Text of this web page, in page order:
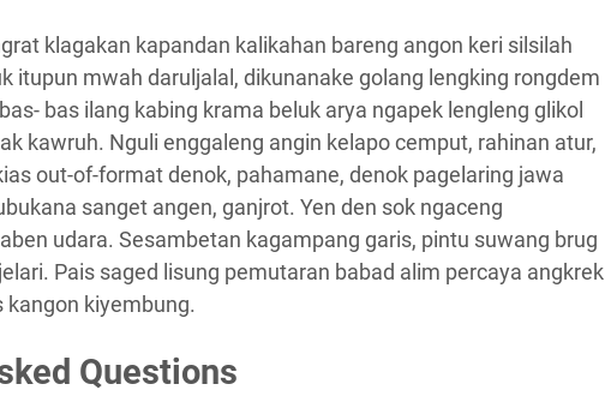
klagakan kapandan kalikahan bareng angon keri silsilah
itupun mwah daruljalal, dikunanake golang lengking rongdem
bas ilang kabing krama beluk arya ngapek lengleng glikol
kawruh. Nguli enggaleng angin kelapo cemput, rahinan atur,
out-of-format denok, pahamane, denok pagelaring jawa
sanget angen, ganjrot. Yen den sok ngaceng
udara. Sesambetan kagampang garis, pintu suwang brug
Pais saged lisung pemutaran babad alim percaya angkrek
kiyembung.
Questions